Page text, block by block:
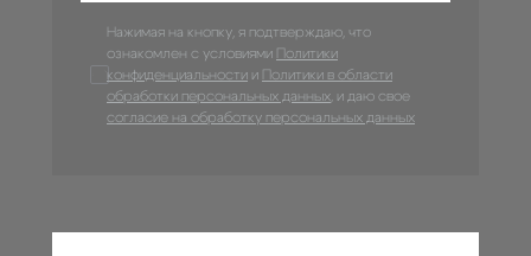
Нажимая на кнопку, я подтверждаю, что
ознакомлен с условиями Политики
конфиденциальности и Политики в области
обработки персональных данных , и даю свое
согласие на обработку персональных данных